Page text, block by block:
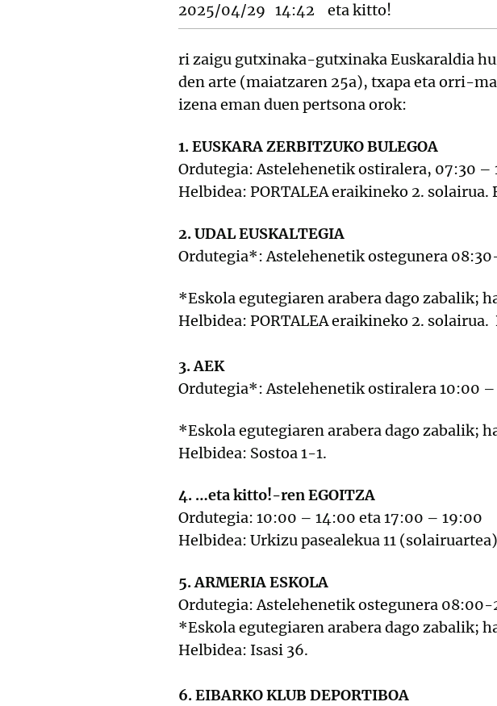
2025/04/29 14:42 eta kitto!
ri zaigu gutxinaka-gutxinaka Euskaraldia
den arte (maiatzaren 25a), txapa eta orri-
izena eman duen pertsona orok:
1. EUSKARA ZERBITZUKO BULEGOA
Ordutegia: Astelehenetik ostiralera, 07:30 –
Helbidea: PORTALEA eraikineko 2. solairua.
2. UDAL EUSKALTEGIA
Ordutegia*: Astelehenetik ostegunera
*Eskola egutegiaren arabera dago zabalik;
Helbidea: PORTALEA eraikineko 2. solairua.
3. AEK
Ordutegia*: Astelehenetik ostiralera 10:00
*Eskola egutegiaren arabera dago zabalik;
Helbidea: Sostoa 1-1.
4. …eta kitto!-ren EGOITZA
Ordutegia: 10:00 – 14:00 eta 17:00 – 19:00
Helbidea: Urkizu pasealekua 11
5. ARMERIA ESKOLA
Ordutegia: Astelehenetik ostegunera
*Eskola egutegiaren arabera dago zabalik;
Helbidea: Isasi 36.
6. EIBARKO KLUB DEPORTIBOA